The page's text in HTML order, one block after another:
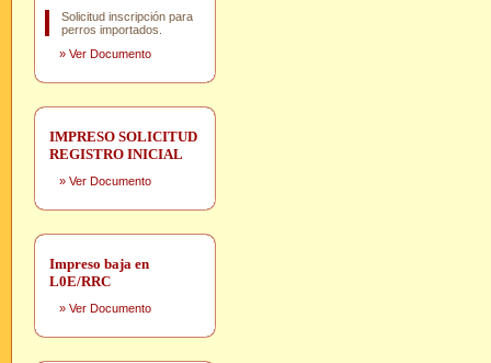
Solicitud inscripción para
perros importados.
» Ver Documento
IMPRESO SOLICITUD
REGISTRO INICIAL
» Ver Documento
Impreso baja en
L0E/RRC
» Ver Documento